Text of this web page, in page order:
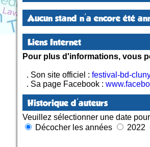
Aucun stand n'a encore été
Liens Internet
Pour plus d'informations, vous
. Son site officiel : festival-bd-
. Sa page Facebook :
Historique d'auteurs
Veuillez sélectionner une date
Décocher les années
2022